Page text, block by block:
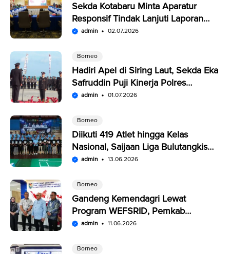
Sekda Kotabaru Minta Aparatur
Responsif Tindak Lanjuti Laporan
Warga di SP4N-LAPOR
admin 02.07.2026
Borneo
Hadiri Apel di Siring Laut, Sekda Eka
Safruddin Puji Kinerja Polres
Kotabaru
admin 01.07.2026
Borneo
Diikuti 419 Atlet hingga Kelas
Nasional, Saijaan Liga Bulutangkis
Memperebutkan Rp109,5 Juta
admin 13.06.2026
Borneo
Gandeng Kemendagri Lewat
Program WEFSRID, Pemkab
Kotabaru Targetkan Petani Panen 3
admin 11.06.2026
Borneo